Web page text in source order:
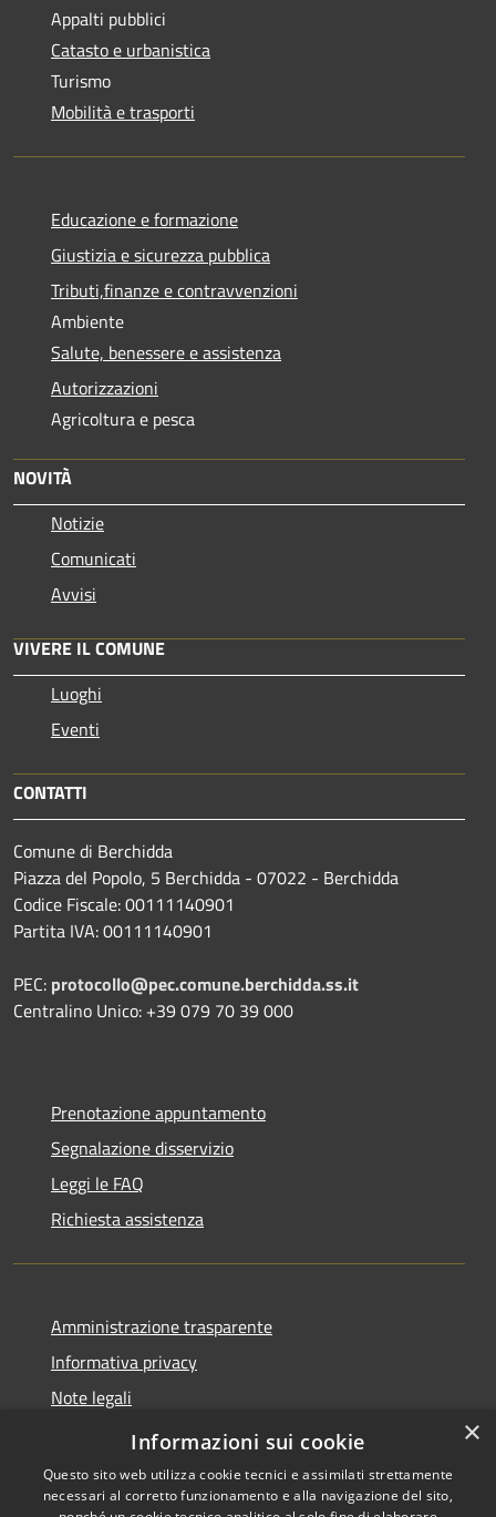
Appalti pubblici
Catasto e urbanistica
Turismo
Mobilità e trasporti
Educazione e formazione
Giustizia e sicurezza pubblica
Tributi,finanze e contravvenzioni
Ambiente
Salute, benessere e assistenza
Autorizzazioni
Agricoltura e pesca
NOVITÀ
Notizie
Comunicati
Avvisi
VIVERE IL COMUNE
Luoghi
Eventi
CONTATTI
Comune di Berchidda
Piazza del Popolo, 5 Berchidda - 07022 - Berchidda
Codice Fiscale: 00111140901
Partita IVA: 00111140901
PEC: protocollo@pec.comune.berchidda.ss.it
Centralino Unico: +39 079 70 39 000
Prenotazione appuntamento
Segnalazione disservizio
Leggi le FAQ
Richiesta assistenza
Amministrazione trasparente
Informativa privacy
Note legali
Dichiarazione di accessibilità
×
Informazioni sui cookie
Questo sito web utilizza cookie tecnici e assimilati strettamente
necessari al corretto funzionamento e alla navigazione del sito,